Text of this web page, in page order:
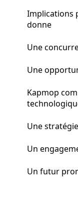
Implications
donne
Une
Une
Kapmop
Une
Un
Un futur